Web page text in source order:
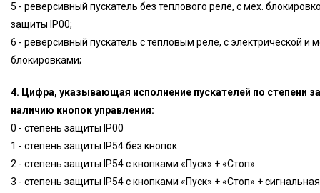
5 - реверсивный пускатель без теплового реле, с мех.
защиты IP00;
6 - реверсивный пускатель с тепловым реле, с электрической и
блокировками;
4. Цифра, указывающая исполнение пускателей по степени
наличию кнопок управления:
0 - степень защиты IP00
1 - степень защиты IP54 без кнопок
2 - степень защиты IP54 с кнопками «Пуск» + «Стоп»
3 - степень защиты IP54 с кнопками «Пуск» + «Стоп» +